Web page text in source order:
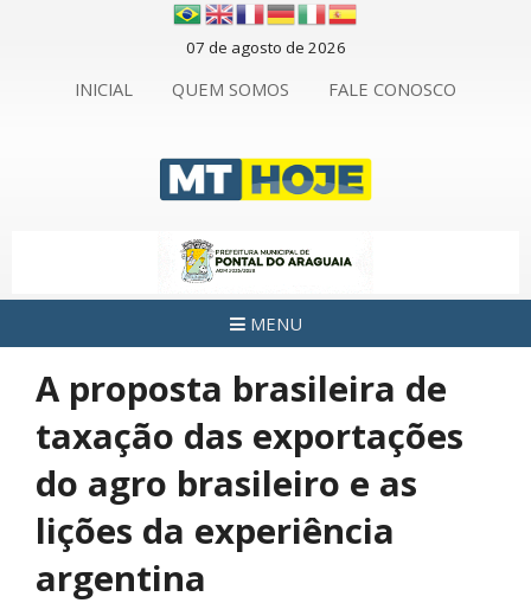
07 de agosto de 2026
INICIAL QUEM SOMOS FALE CONOSCO
MENU
A proposta brasileira de
taxação das exportações
do agro brasileiro e as
lições da experiência
argentina